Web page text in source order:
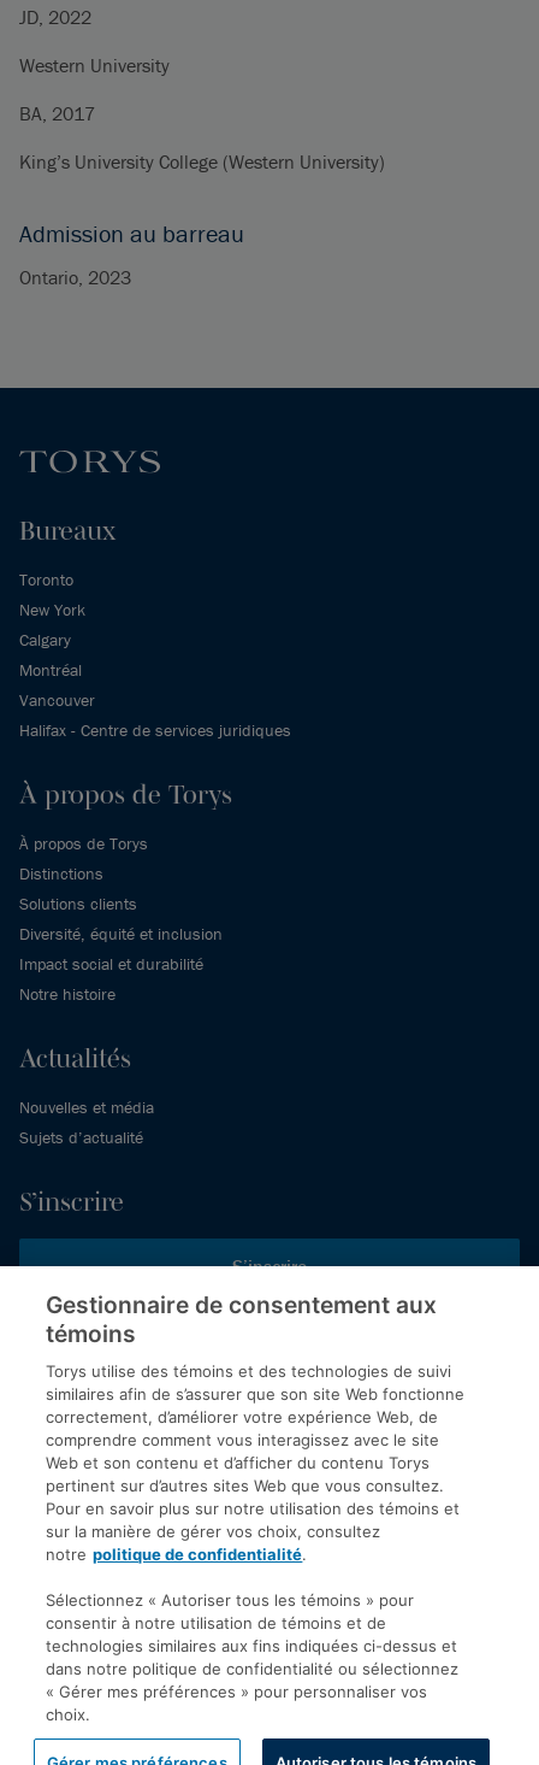
JD, 2022
Western University
BA, 2017
King’s University College (Western University)
Admission au barreau
Ontario, 2023
Bureaux
Toronto
New York
Calgary
Montréal
Vancouver
Halifax - Centre de services juridiques
À propos de Torys
À propos de Torys
Distinctions
Solutions clients
Diversité, équité et inclusion
Impact social et durabilité
Notre histoire
Actualités
Nouvelles et média
Sujets d’actualité
S’inscrire
S’inscrire
Inscrivez-vous aux publications de Torys pour recevoir nos derniers
commentaires, notre calendrier de webinaires et d’événements et
plus encore.
© 2026 Société d'avocats Torys S.E.N.C.R.L. Tous droits
réservés.
Politique de protection des renseignements personnels
Droit d’auteur
Avis de non-responsabilité
Modalités générales
Accessibilité
Gestionnaire de consentement aux
témoins
Torys utilise des témoins et des technologies de suivi
similaires afin de s’assurer que son site Web fonctionne
correctement, d’améliorer votre expérience Web, de
comprendre comment vous interagissez avec le site
Web et son contenu et d’afficher du contenu Torys
pertinent sur d’autres sites Web que vous consultez.
Pour en savoir plus sur notre utilisation des témoins et
sur la manière de gérer vos choix, consultez
notre politique de confidentialité.
Sélectionnez « Autoriser tous les témoins » pour
consentir à notre utilisation de témoins et de
technologies similaires aux fins indiquées ci-dessus et
dans notre politique de confidentialité ou sélectionnez
« Gérer mes préférences » pour personnaliser vos
choix.